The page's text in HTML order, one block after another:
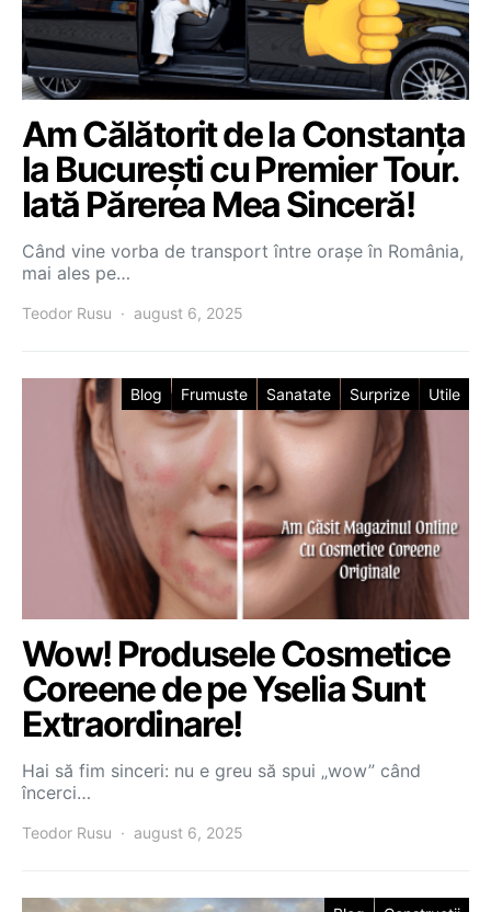
Am Călătorit de la Constanța
la București cu Premier Tour.
Iată Părerea Mea Sinceră!
Când vine vorba de transport între orașe în România,
mai ales pe…
Teodor Rusu august 6, 2025
Blog Frumuste Sanatate Surprize Utile
Wow! Produsele Cosmetice
Coreene de pe Yselia Sunt
Extraordinare!
Hai să fim sinceri: nu e greu să spui „wow” când
încerci…
Teodor Rusu august 6, 2025